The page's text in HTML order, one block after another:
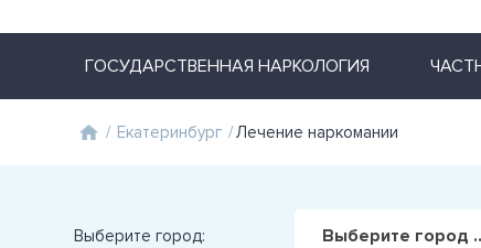
ГОСУДАРСТВЕННАЯ НАРКОЛОГИЯ
/ Екатеринбург /Лечение наркомании
Выберите город: Выберите город